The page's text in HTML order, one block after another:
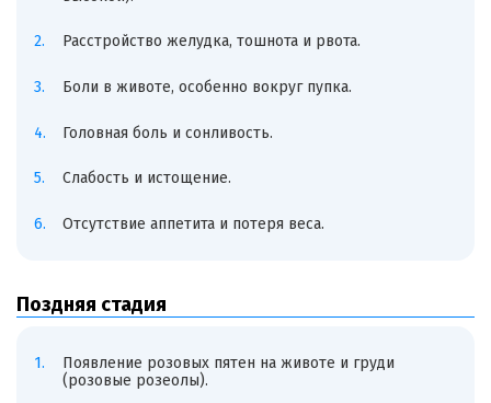
Расстройство желудка, тошнота и рвота.
Боли в животе, особенно вокруг пупка.
Головная боль и сонливость.
Слабость и истощение.
Отсутствие аппетита и потеря веса.
Поздняя стадия
Появление розовых пятен на животе и груди
(розовые розеолы).